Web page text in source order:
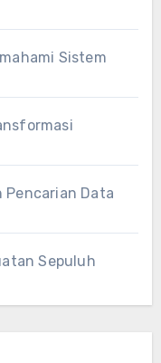
Sistem
Pencarian Data
Sepuluh